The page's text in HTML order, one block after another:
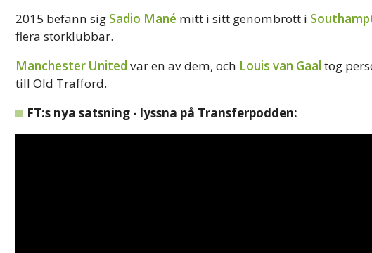
2015 befann sig Sadio Mané mitt i sitt genombrott i
flera storklubbar.
Manchester United var en av dem, och Louis van Gaal tog
till Old Trafford.
FT:s nya satsning - lyssna på Transferpodden: